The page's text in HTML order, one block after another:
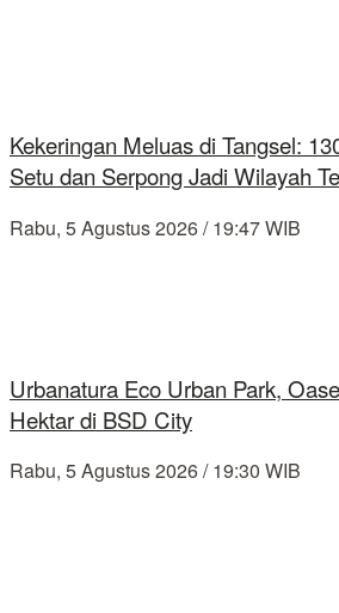
Kekeringan Meluas di Tangsel:
Setu dan Serpong Jadi Wilayah
Rabu, 5 Agustus 2026 / 19:47 WIB
Urbanatura Eco Urban Park,
Hektar di BSD City
Rabu, 5 Agustus 2026 / 19:30 WIB